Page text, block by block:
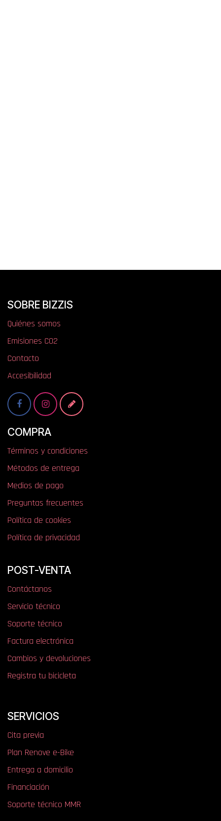
SOBRE BIZZIS
Quiénes somos
​​​​​​​​E​mi​si​one​s​ ​C​O​2
Contacto
Accesibilidad
COMPRA
Términos y condiciones
Métodos de entrega
Medios de pago
Preguntas frecuentes
Política de cookies
Política de privacidad
POST-VENTA
Contáctanos
Servicio técnico
Soporte técnico
Factura electrónica
Cambios y devoluciones
Registra tu bicicleta
SERVICIOS
Cita previa
Plan Renove e-Bike
Entrega a domicilio
Financiación
Soporte técnico MMR